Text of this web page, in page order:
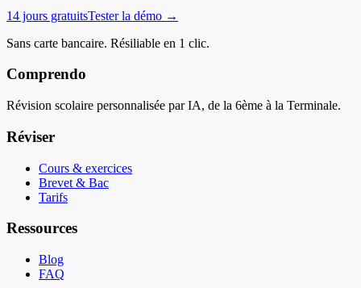
14 jours gratuitsTester la démo →
Sans carte bancaire. Résiliable en 1 clic.
Comprendo
Révision scolaire personnalisée par IA, de la 6ème à la Terminale.
Réviser
Cours & exercices
Brevet & Bac
Tarifs
Ressources
Blog
FAQ